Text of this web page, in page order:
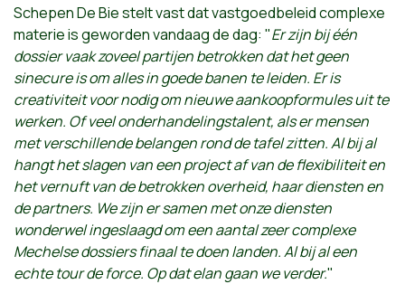
Schepen De Bie stelt vast dat vastgoedbeleid complexe
materie is geworden vandaag de dag: "Er zijn bij één
dossier vaak zoveel partijen betrokken dat het geen
sinecure is om alles in goede banen te leiden. Er is
creativiteit voor nodig om nieuwe aankoopformules uit te
werken. Of veel onderhandelingstalent, als er mensen
met verschillende belangen rond de tafel zitten. Al bij al
hangt het slagen van een project af van de flexibiliteit en
het vernuft van de betrokken overheid, haar diensten en
de partners. We zijn er samen met onze diensten
wonderwel ingeslaagd om een aantal zeer complexe
Mechelse dossiers finaal te doen landen. Al bij al een
echte tour de force. Op dat elan gaan we verder."